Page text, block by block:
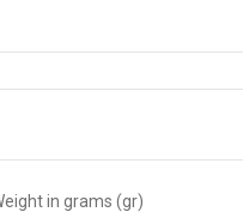
in grams (gr)